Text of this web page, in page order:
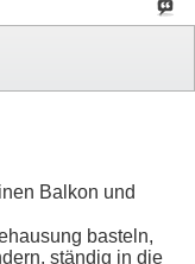
Balkon und
basteln,
ständig in die